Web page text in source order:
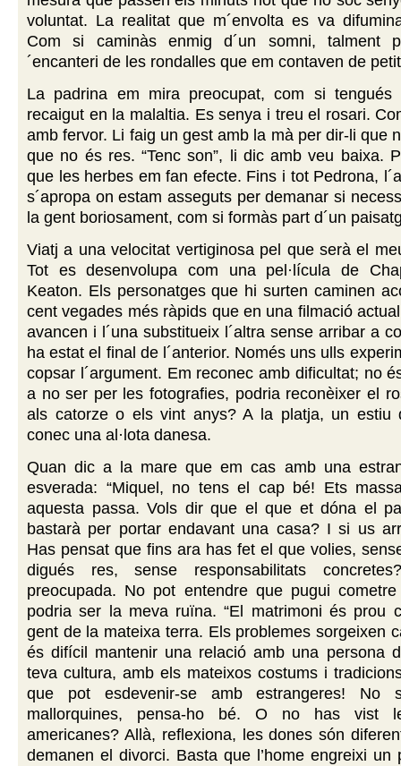
voluntat. La realitat que m´envolta es va
Com si caminàs enmig d´un somni, talment
´encanteri de les rondalles que em contaven de
La padrina em mira preocupat, com si
recaigut en la malaltia. Es senya i treu el rosari.
amb fervor. Li faig un gest amb la mà per dir-li que
que no és res. “Tenc son”, li dic amb veu baixa.
que les herbes em fan efecte. Fins i tot Pedrona,
s´apropa on estam asseguts per demanar si
la gent boriosament, com si formàs part d´un
Viatj a una velocitat vertiginosa pel que serà el
Tot es desenvolupa com una pel·lícula de
Keaton. Els personatges que hi surten caminen
cent vegades més ràpids que en una filmació
avancen i l´una substitueix l´altra sense arribar a
ha estat el final de l´anterior. Només uns ulls
copsar l´argument. Em reconec amb dificultat; no
a no ser per les fotografies, podria reconèixer el
als catorze o els vint anys? A la platja, un estiu
conec una al·lota danesa.
Quan dic a la mare que em cas amb una
esverada: “Miquel, no tens el cap bé! Ets
aquesta passa. Vols dir que el que et dóna el
bastarà per portar endavant una casa? I si us
Has pensat que fins ara has fet el que volies,
digués res, sense responsabilitats
preocupada. No pot entendre que pugui
podria ser la meva ruïna. “El matrimoni és prou
gent de la mateixa terra. Els problemes sorgeixen
és difícil mantenir una relació amb una persona
teva cultura, amb els mateixos costums i
que pot esdevenir-se amb estrangeres! No
mallorquines, pensa-ho bé. O no has vist
americanes? Allà, reflexiona, les dones són
demanen el divorci. Basta que l’home engreixi un